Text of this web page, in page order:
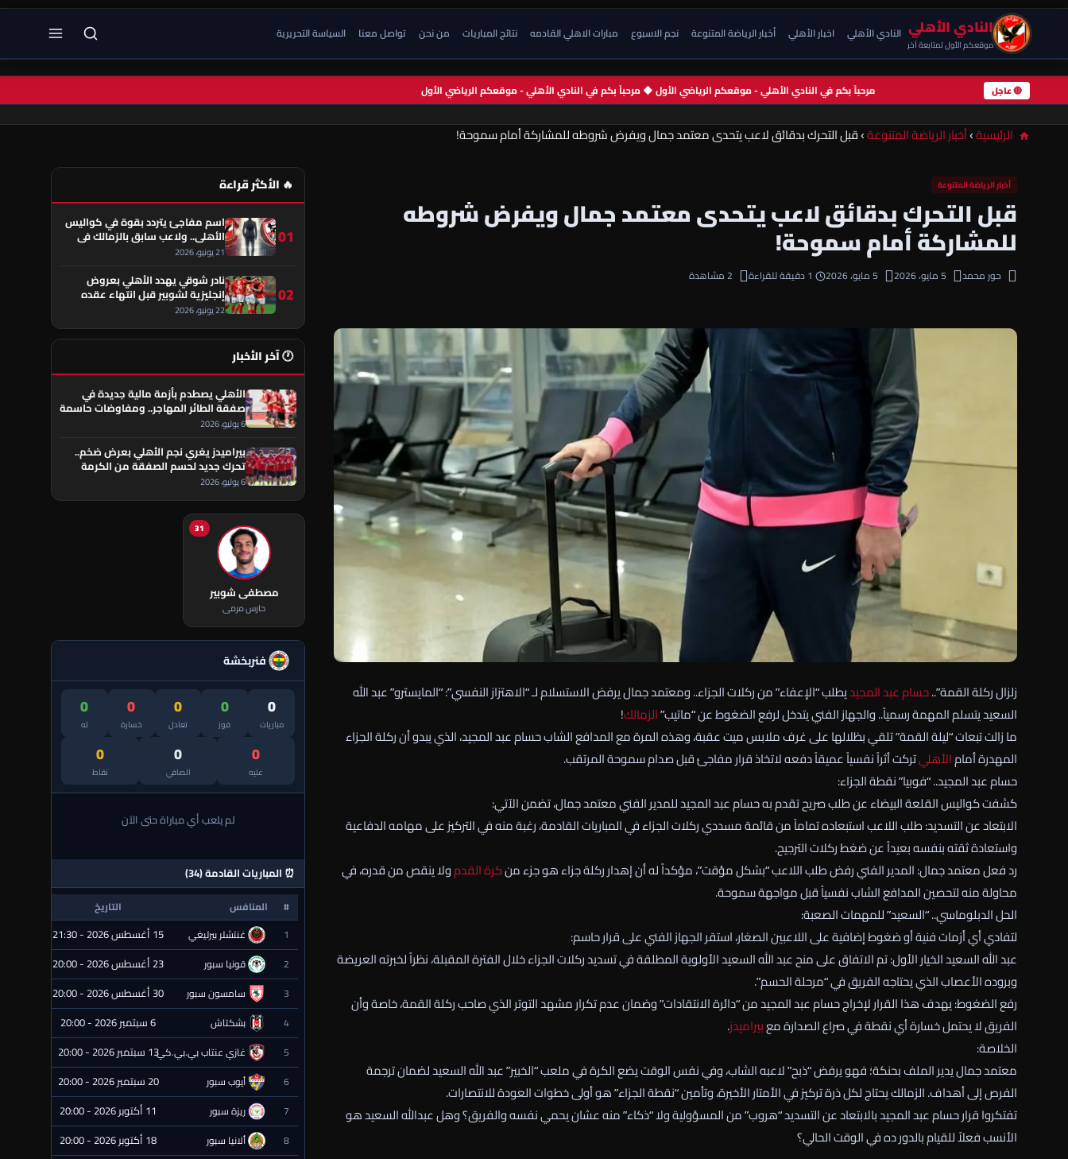
النادي الأهلي
موقعكم الأول لمتابعة آخر
النادي الأهلي اخبار الأهلي أخبار الرياضة المتنوعة نجم الاسبوع مبارات الاهلي القادمه نتائج المباريات من نحن تواصل معنا السياسة التحريرية
🔴 عاجل مرحباً بكم في النادي الأهلي - موقعكم الرياضي الأول ◆ مرحباً بكم في النادي الأهلي - موقعكم الرياضي الأول
الرئيسية›أخبار الرياضة المتنوعة›قبل التحرك بدقائق لاعب يتحدى معتمد جمال ويفرض شروطه للمشاركة أمام سموحة!
أخبار الرياضة المتنوعة
قبل التحرك بدقائق لاعب يتحدى معتمد جمال ويفرض شروطه
للمشاركة أمام سموحة!
حور محمد 5 مايو، 2026 5 مايو، 2026 1 دقيقة للقراءة 2 مشاهدة
زلزال ركلة القمة”..حسام عبد المجيديطلب “الإعفاء” من ركلات الجزاء.. ومعتمد جمال يرفض الاستسلام لـ “الاهتزاز النفسي”: “المايسترو” عبد الله
السعيد يتسلم المهمة رسمياً.. والجهاز الفني يتدخل لرفع الضغوط عن “ماتيب”الزمالك!
ما زالت تبعات “ليلة القمة” تلقي بظلالها على غرف ملابس ميت عقبة، وهذه المرة مع المدافع الشاب حسام عبد المجيد، الذي يبدو أن ركلة الجزاء
المهدرة أمامالأهليتركت أثراً نفسياً عميقاً دفعه لاتخاذ قرار مفاجئ قبل صدام سموحة المرتقب.
حسام عبد المجيد.. “فوبيا” نقطة الجزاء:
كشفت كواليس القلعة البيضاء عن طلب صريح تقدم به حسام عبد المجيد للمدير الفني معتمد جمال، تضمن الآتي:
الابتعاد عن التسديد: طلب اللاعب استبعاده تماماً من قائمة مسددي ركلات الجزاء في المباريات القادمة، رغبة منه في التركيز على مهامه الدفاعية
واستعادة ثقته بنفسه بعيداً عن ضغط ركلات الترجيح.
رد فعل معتمد جمال: المدير الفني رفض طلب اللاعب “بشكل مؤقت”، مؤكداً له أن إهدار ركلة جزاء هو جزء منكرة القدمولا ينقص من قدره، في
محاولة منه لتحصين المدافع الشاب نفسياً قبل مواجهة سموحة.
الحل الدبلوماسي.. “السعيد” للمهمات الصعبة:
لتفادي أي أزمات فنية أو ضغوط إضافية على اللاعبين الصغار، استقر الجهاز الفني على قرار حاسم:
عبد الله السعيد الخيار الأول: تم الاتفاق على منح عبد الله السعيد الأولوية المطلقة في تسديد ركلات الجزاء خلال الفترة المقبلة، نظراً لخبرته العريضة
وبروده الأعصاب الذي يحتاجه الفريق في “مرحلة الحسم”.
رفع الضغوط: يهدف هذا القرار لإخراج حسام عبد المجيد من “دائرة الانتقادات” وضمان عدم تكرار مشهد التوتر الذي صاحب ركلة القمة، خاصة وأن
الفريق لا يحتمل خسارة أي نقطة في صراع الصدارة معبيراميدز.
الخلاصة:
معتمد جمال يدير الملف بحنكة؛ فهو يرفض “ذبح” لاعبه الشاب، وفي نفس الوقت يضع الكرة في ملعب “الخبير” عبد الله السعيد لضمان ترجمة
الفرص إلى أهداف. الزمالك يحتاج لكل ذرة تركيز في الأمتار الأخيرة، وتأمين “نقطة الجزاء” هو أولى خطوات العودة للانتصارات.
تفتكروا قرار حسام عبد المجيد بالابتعاد عن التسديد “هروب” من المسؤولية ولا “ذكاء” منه عشان يحمي نفسه والفريق؟ وهل عبدالله السعيد هو
الأنسب فعلاً للقيام بالدور ده في الوقت الحالي؟
🔥 الأكثر قراءة
01
اسم مفاجئ يتردد بقوة في كواليس
الأهلي.. ولاعب سابق بالزمالك في
قلب الحكاية!
21 يونيو، 2026
02
نادر شوقي يهدد الأهلي بعروض
إنجليزية لشوبير قبل انتهاء عقده
22 يونيو، 2026
🕐 آخر الأخبار
الأهلي يصطدم بأزمة مالية جديدة في
صفقة الطائر المهاجر.. ومفاوضات حاسمة
تقترب من الحسم
6 يوليو، 2026
بيراميدز يغري نجم الأهلي بعرض ضخم..
تحرك جديد لحسم الصفقة من الكرمة
العراقي
6 يوليو، 2026
31
مصطفى شوبير
حارس مرمى
فنربخشة
0
مباريات
0
فوز
0
تعادل
0
خسارة
0
له
0
عليه
0
الصافي
0
نقاط
لم يلعب أي مباراة حتى الآن
⏰ المباريات القادمة (34)
# المنافس التاريخ
1
غنتشلر بيرليغي 15 أغسطس 2026 - 21:30
2 قونيا سبور 23 أغسطس 2026 - 20:00
3 سامسون سبور 30 أغسطس 2026 - 20:00
4 بشكتاش 6 سبتمبر 2026 - 20:00
5 غازي عنتاب بي.بي.كي.13 سبتمبر 2026 - 20:00
6 أيوب سبور 20 سبتمبر 2026 - 20:00
7 ريزة سبور 11 أكتوبر 2026 - 20:00
8 ألانيا سبور 18 أكتوبر 2026 - 20:00